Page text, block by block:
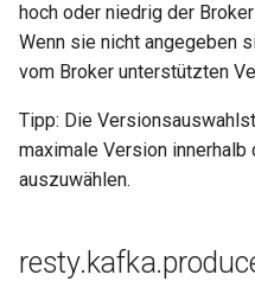
set-misc
slowfs
sorted-args
hoch oder niedrig der
Wenn sie nicht angegeben
vom Broker unterstützten
Tipp: Die
maximale Version
auszuwählen.